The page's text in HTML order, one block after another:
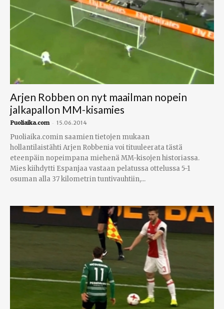
Arjen Robben on nyt maailman nopein
jalkapallon MM-kisamies
Puoliaika.com - 15.06.2014
Puoliaika.comin saamien tietojen mukaan
hollantilaistähti Arjen Robbenia voi tituuleerata tästä
eteenpäin nopeimpana miehenä MM-kisojen historiassa.
Mies kiihdytti Espanjaa vastaan pelatussa ottelussa 5-1
osuman alla 37 kilometrin tuntivauhtiin,...